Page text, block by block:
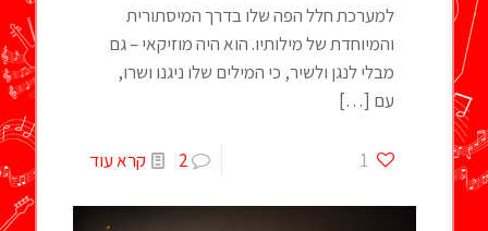
למערכת חלל הפה שלו בדרך המיסתורית
והמיוחדת של מילותיו. הוא היה מוזיקאי – גם
מבלי לנגן ולשיר, כי המילים שלו ניגנו ושרו,
עם […]
1
2 קרא עוד